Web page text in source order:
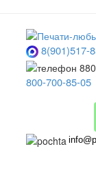
8(901)517-
800-700-85-05